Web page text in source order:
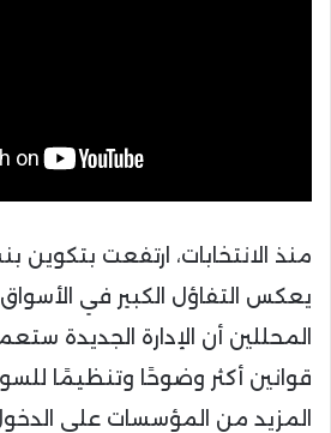
منذ الانتخابات، ارتفعت بتكوين
يعكس التفاؤل الكبير في
المحللين أن الإدارة الجديدة
قوانين أكثر وضوحًا وتنظيمًا
المزيد من المؤسسات على